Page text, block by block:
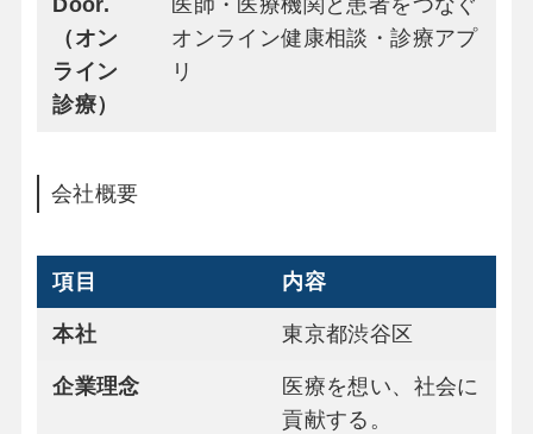
Door.
（オン
ライン
診療）
医師・医療機関と患者をつなぐ
オンライン健康相談・診療アプ
リ
会社概要
項目 内容
本社 東京都渋谷区
企業理念
医療を想い、社会に
貢献する。